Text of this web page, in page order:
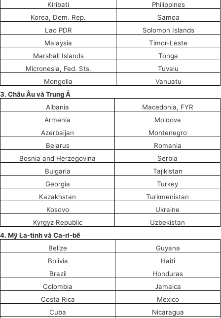
Kiribati
Philippines
Korea, Dem. Rep.
Samoa
Lao PDR
Solomon Islands
Malaysia
Timor-Leste
Marshall Islands
Tonga
Micronesia, Fed. Sts.
Tuvalu
Mongolia
Vanuatu
3. Châu Âu và Trung Á
Albania
Macedonia, FYR
Armenia
Moldova
Azerbaijan
Montenegro
Belarus
Romania
Bosnia and Herzegovina
Serbia
Bulgaria
Tajikistan
Georgia
Turkey
Kazakhstan
Turkmenistan
Kosovo
Ukraine
Kyrgyz Republic
Uzbekistan
4. Mỹ La-tinh và Ca-ri-bê
Belize
Guyana
Bolivia
Haiti
Brazil
Honduras
Colombia
Jamaica
Costa Rica
Mexico
Cuba
Nicaragua